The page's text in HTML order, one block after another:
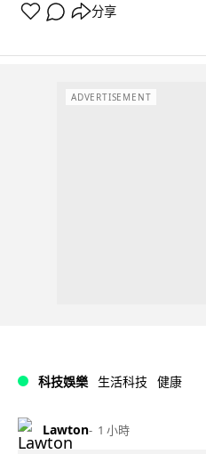
分享
ADVERTISEMENT
科技娛樂 生活科技 健康
Lawton 1 小時